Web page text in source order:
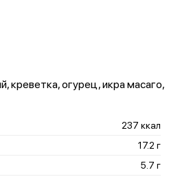
креветка, огурец, икра масаго,
237 ккал
17.2 г
5.7 г